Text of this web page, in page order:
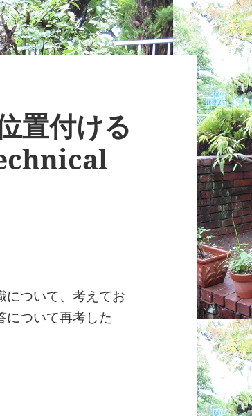
置付ける
について、考えてお
について再考した